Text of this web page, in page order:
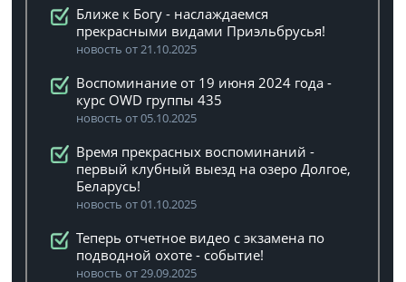
Ближе к Богу - наслаждаемся
прекрасными видами Приэльбрусья!
новость от 21.10.2025
Воспоминание от 19 июня 2024 года -
курс OWD группы 435
новость от 05.10.2025
Время прекрасных воспоминаний -
первый клубный выезд на озеро Долгое,
Беларусь!
новость от 01.10.2025
Теперь отчетное видео с экзамена по
подводной охоте - событие!
новость от 29.09.2025